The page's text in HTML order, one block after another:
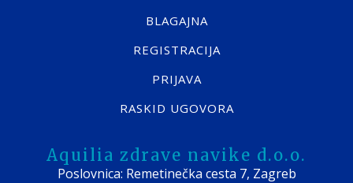
BLAGAJNA
REGISTRACIJA
PRIJAVA
RASKID UGOVORA
Aquilia zdrave navike d.o.o.
Poslovnica: Remetinečka cesta 7, Zagreb